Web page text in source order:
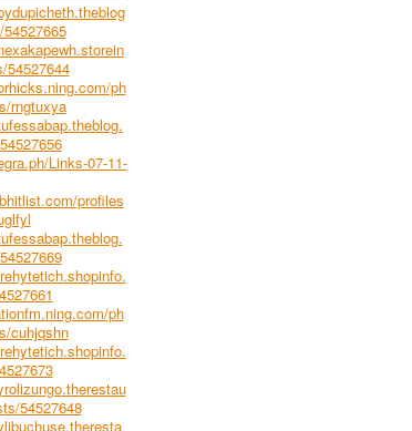
54527644
ph
rngtuxya
Links-07-11-
profiles
ph
cuhjqshn
54527648